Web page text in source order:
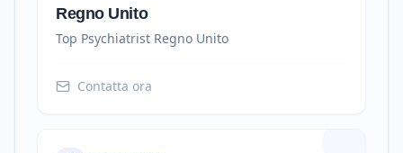
Regno Unito
Top Psychiatrist Regno Unito
Contatta ora